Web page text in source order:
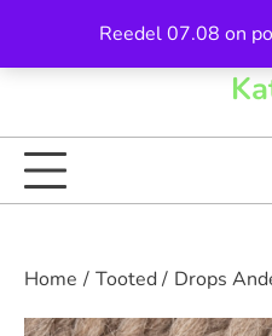
Reedel 07.08 on
content
Home Tooted Drops